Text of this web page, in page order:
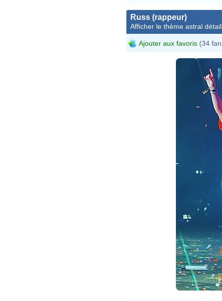
Russ (rappeur)
Afficher le thème astral
Ajouter aux favoris (34